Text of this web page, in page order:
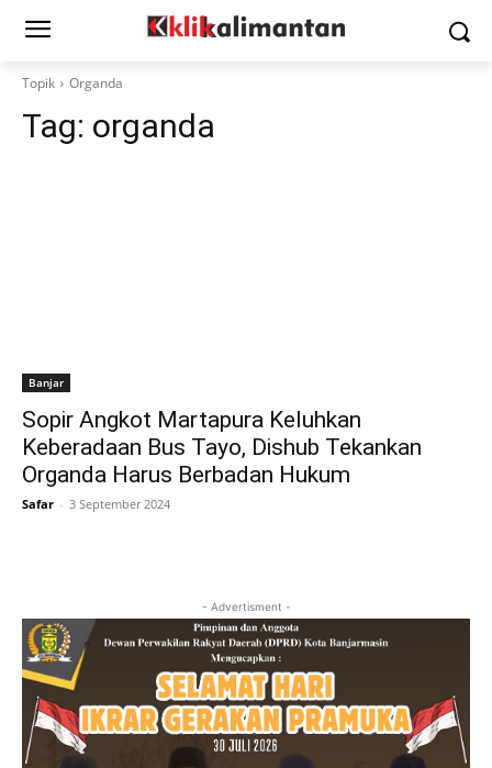
Topik Organda
Tag: organda
Banjar
Sopir Angkot Martapura Keluhkan
Keberadaan Bus Tayo, Dishub Tekankan
Organda Harus Berbadan Hukum
Safar - 3 September 2024
- Advertisment -